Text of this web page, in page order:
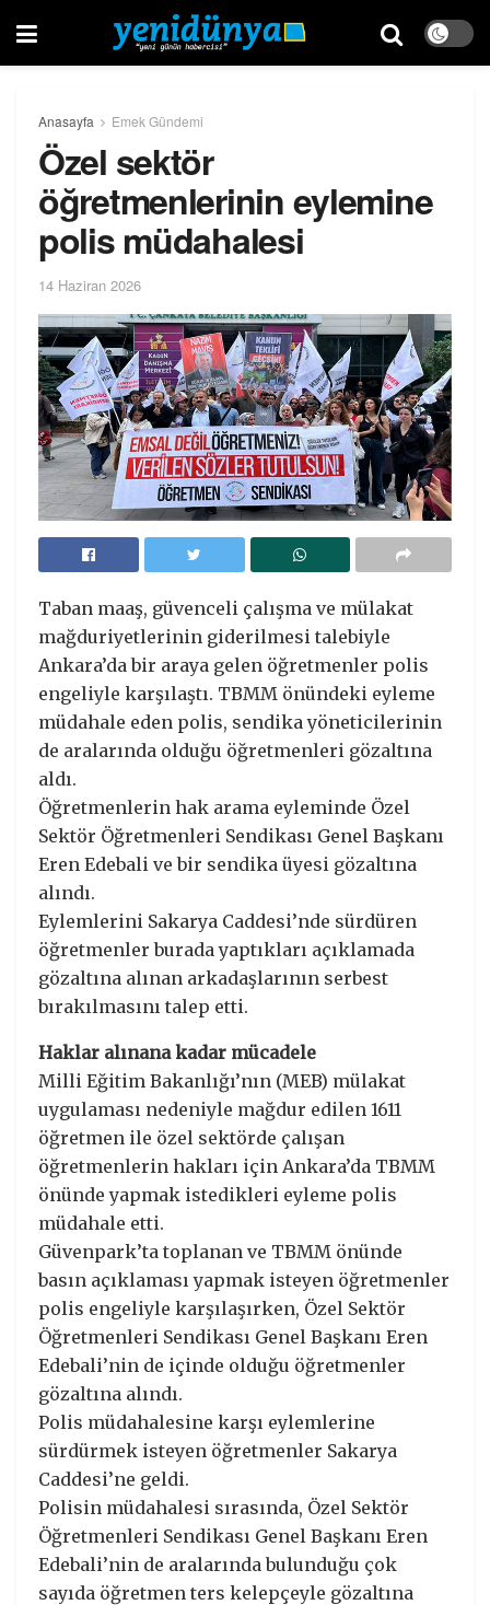
Anasayfa Emek Gündemi
Özel sektör
öğretmenlerinin eylemine
polis müdahalesi
14 Haziran 2026
Taban maaş, güvenceli çalışma ve mülakat
mağduriyetlerinin giderilmesi talebiyle
Ankara’da bir araya gelen öğretmenler polis
engeliyle karşılaştı. TBMM önündeki eyleme
müdahale eden polis, sendika yöneticilerinin
de aralarında olduğu öğretmenleri gözaltına
aldı.
Öğretmenlerin hak arama eyleminde Özel
Sektör Öğretmenleri Sendikası Genel Başkanı
Eren Edebali ve bir sendika üyesi gözaltına
alındı.
Eylemlerini Sakarya Caddesi’nde sürdüren
öğretmenler burada yaptıkları açıklamada
gözaltına alınan arkadaşlarının serbest
bırakılmasını talep etti.
Haklar alınana kadar mücadele
Milli Eğitim Bakanlığı’nın (MEB) mülakat
uygulaması nedeniyle mağdur edilen 1611
öğretmen ile özel sektörde çalışan
öğretmenlerin hakları için Ankara’da TBMM
önünde yapmak istedikleri eyleme polis
müdahale etti.
Güvenpark’ta toplanan ve TBMM önünde
basın açıklaması yapmak isteyen öğretmenler
polis engeliyle karşılaşırken, Özel Sektör
Öğretmenleri Sendikası Genel Başkanı Eren
Edebali’nin de içinde olduğu öğretmenler
gözaltına alındı.
Polis müdahalesine karşı eylemlerine
sürdürmek isteyen öğretmenler Sakarya
Caddesi’ne geldi.
Polisin müdahalesi sırasında, Özel Sektör
Öğretmenleri Sendikası Genel Başkanı Eren
Edebali’nin de aralarında bulunduğu çok
sayıda öğretmen ters kelepçeyle gözaltına